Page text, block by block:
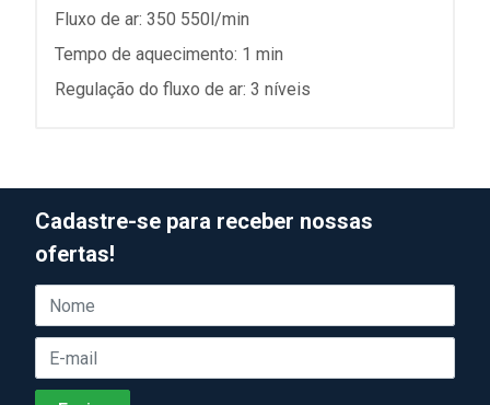
Fluxo de ar: 350 550l/min
Tempo de aquecimento: 1 min
Regulação do fluxo de ar: 3 níveis
Cadastre-se para receber nossas
ofertas!